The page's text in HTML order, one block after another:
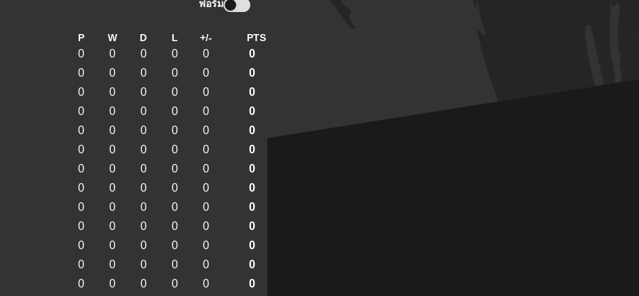
ฟอร์ม
P W D L +/- PTS
0 0 0 0 0 0
0 0 0 0 0 0
0 0 0 0 0 0
0 0 0 0 0 0
0 0 0 0 0 0
0 0 0 0 0 0
0 0 0 0 0 0
0 0 0 0 0 0
0 0 0 0 0 0
0 0 0 0 0 0
0 0 0 0 0 0
0 0 0 0 0 0
0 0 0 0 0 0